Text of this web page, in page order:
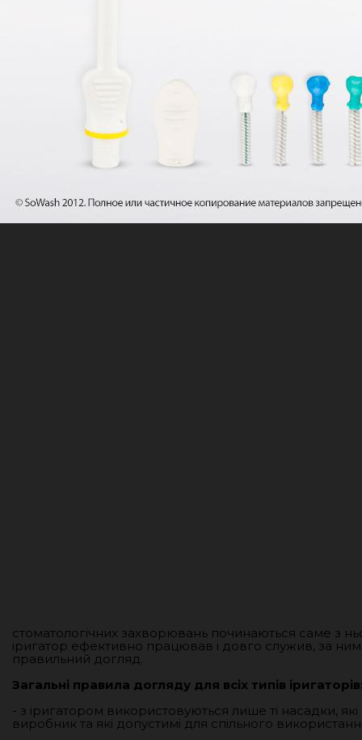
стоматологічних захворювань починаються саме з
іригатор ефективно працював і довго служив, за ним
правильний догляд.
Загальні правила догляду для всіх типів
- з іригатором використовуються лише ті насадки,
виробник та які допустимі для спільного